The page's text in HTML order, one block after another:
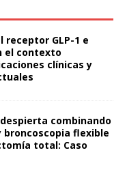
receptor GLP-1 e
el contexto
clínicas y
combinando
flexible
total: Caso